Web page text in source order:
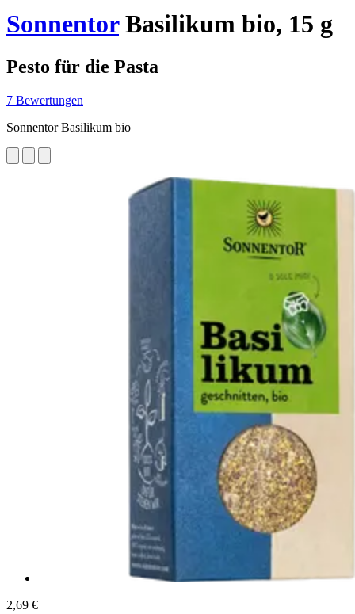
SonnentorBasilikum bio, 15 g
Pesto für die Pasta
7 Bewertungen
Sonnentor Basilikum bio
2,69 €